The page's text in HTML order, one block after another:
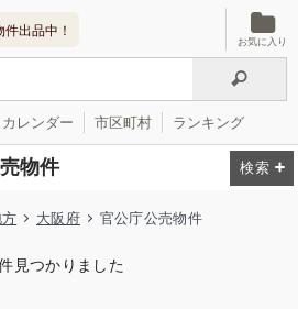
件出品中！
お気に入り
カレンダー 市区町村 ランキング
物件
大阪府 官公庁公売物件
見つかりました